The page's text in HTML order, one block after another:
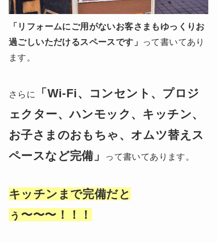
「リフォームにご用がないお客さまもゆっくりお
過ごしいただけるスペースです」 って書いてあり
ます。
さらに
「Wi-Fi、コンセント、プロジ
ェクター、ハンモック、キッチン、
お子さまのおもちゃ、オムツ替えス
ペースなど完備」
って書いてあります。
キッチンまで完備だと
ぅ〜〜〜！！！